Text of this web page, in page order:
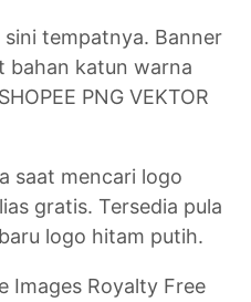
tempatnya. Banner
bahan katun warna
PNG VEKTOR
saat mencari logo
gratis. Tersedia pula
logo hitam putih.
Images Royalty Free